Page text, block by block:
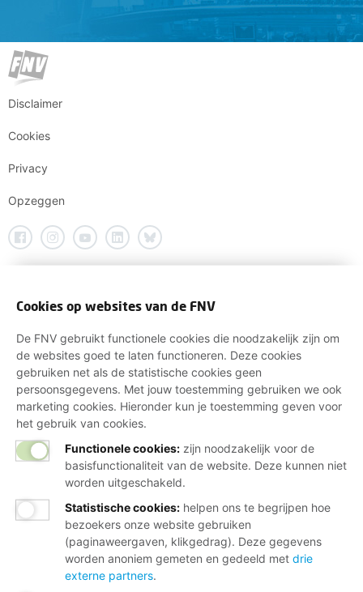
Disclaimer
Cookies
Privacy
Opzeggen
Cookies op websites van de FNV
De FNV gebruikt functionele cookies die noodzakelijk zijn om
de websites goed te laten functioneren. Deze cookies
gebruiken net als de statistische cookies geen
persoonsgegevens. Met jouw toestemming gebruiken we ook
marketing cookies. Hieronder kun je toestemming geven voor
het gebruik van cookies.
Functionele cookies: zijn noodzakelijk voor de
basisfunctionaliteit van de website. Deze kunnen niet
worden uitgeschakeld.
Statistische cookies: helpen ons te begrijpen hoe
bezoekers onze website gebruiken
(paginaweergaven, klikgedrag). Deze gegevens
worden anoniem gemeten en gedeeld met drie
externe partners.